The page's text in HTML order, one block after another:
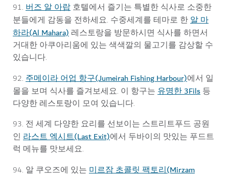
91. 버즈 알 아랍 호텔에서 즐기는 특별한 식사로 소중한
분들에게 감동을 전하세요. 수중세계를 테마로 한알 마
하라(Al Mahara) 레스토랑을 방문하시면 식사를 하면서
거대한 아쿠아리움에 있는 색색깔의 물고기를 감상할 수
있습니다.
92. 주메이라 어업 항구(Jumeirah Fishing Harbour)에서 일
몰을 보며 식사를 즐겨보세요. 이 항구는 유명한 3Fils 등
다양한 레스토랑이 모여 있습니다.
93. 전 세계 다양한 요리를 선보이는 스트리트푸드 공원
인 라스트 엑시트(Last Exit)에서 두바이의 맛있는 푸드트
럭 메뉴를 맛보세요.
94. 알 쿠오즈에 있는 미르잠 초콜릿 팩토리(Mirzam